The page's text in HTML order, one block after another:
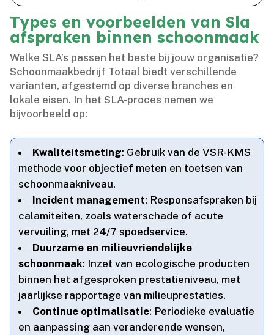
Types en voorbeelden van Sla
afspraken binnen schoonmaak
Welke SLA’s passen het beste bij jouw organisatie?
Schoonmaakbedrijf Totaal biedt verschillende
varianten, afgestemd op diverse branches en
lokale eisen.​ In het SLA-proces nemen we
bijvoorbeeld op:
Kwaliteitsmeting: Gebruik van de VSR-KMS
methode voor objectief meten en toetsen van
schoonmaakniveau.​
Incident management: Responsafspraken bij
calamiteiten, zoals waterschade of acute
vervuiling, met 24/7 spoedservice.​
Duurzame en milieuvriendelijke
schoonmaak: Inzet van ecologische producten
binnen het afgesproken prestatieniveau, met
jaarlijkse rapportage van milieuprestaties.​
Continue optimalisatie: Periodieke evaluatie
en aanpassing aan veranderende wensen,